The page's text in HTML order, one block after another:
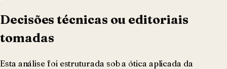
Decisões técnicas ou editoriais
tomadas
Esta análise foi estruturada sob a ótica aplicada da